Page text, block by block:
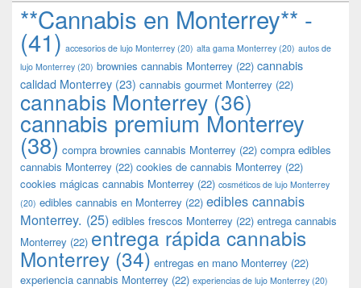
**Cannabis en Monterrey** -
(41) accesorios de lujo Monterrey (20) alta gama Monterrey (20) autos de
lujo Monterrey (20) brownies cannabis Monterrey (22) cannabis
calidad Monterrey (23) cannabis gourmet Monterrey (22)
cannabis Monterrey (36)
cannabis premium Monterrey
(38) compra brownies cannabis Monterrey (22) compra edibles
cannabis Monterrey (22) cookies de cannabis Monterrey (22)
cookies mágicas cannabis Monterrey (22) cosméticos de lujo Monterrey
(20) edibles cannabis en Monterrey (22) edibles cannabis
Monterrey. (25) edibles frescos Monterrey (22) entrega cannabis
Monterrey (22) entrega rápida cannabis
Monterrey (34) entregas en mano Monterrey (22)
experiencia cannabis Monterrey (22) experiencias de lujo Monterrey (20)